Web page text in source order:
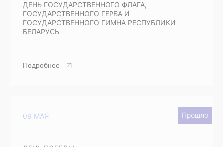
ДЕНЬ ГОСУДАРСТВЕННОГО ФЛАГА,
ГОСУДАРСТВЕННОГО ГЕРБА И
ГОСУДАРСТВЕННОГО ГИМНА РЕСПУБЛИКИ
БЕЛАРУСЬ
Подробнее
Прошло
09 МАЯ